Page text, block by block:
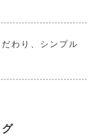
わり、シンプル